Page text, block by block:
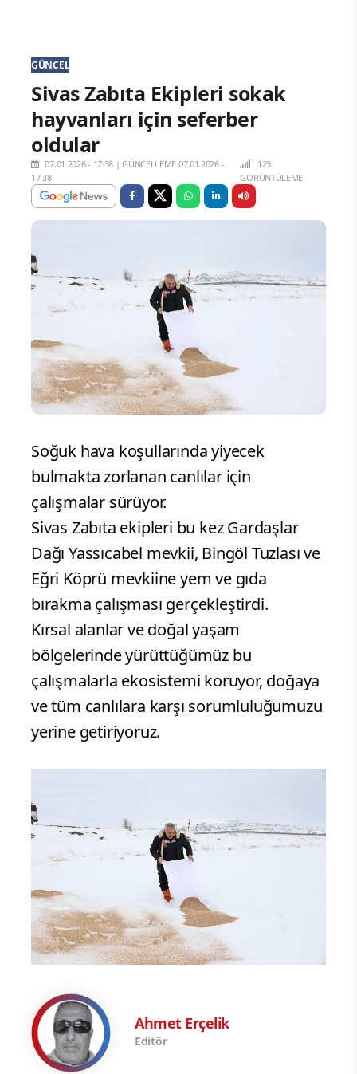
GÜNCEL
Sivas Zabıta Ekipleri sokak
hayvanları için seferber
oldular
07.01.2026 - 17:38 |GÜNCELLEME:07.01.2026 -
17:38
123
GÖRÜNTÜLEME
Soğuk hava koşullarında yiyecek
bulmakta zorlanan canlılar için
çalışmalar sürüyor.
Sivas Zabıta ekipleri bu kez Gardaşlar
Dağı Yassıcabel mevkii, Bingöl Tuzlası ve
Eğri Köprü mevkiine yem ve gıda
bırakma çalışması gerçekleştirdi.
Kırsal alanlar ve doğal yaşam
bölgelerinde yürüttüğümüz bu
çalışmalarla ekosistemi koruyor, doğaya
ve tüm canlılara karşı sorumluluğumuzu
yerine getiriyoruz.
Ahmet Erçelik
Editör